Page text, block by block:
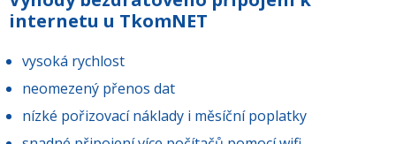
internetu u TkomNET
vysoká rychlost
neomezený přenos dat
nízké pořizovací náklady i měsíční poplatky